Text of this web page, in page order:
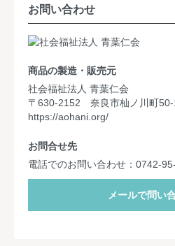
お問い合わせ
商品の製造・販売元
社会福祉法人 青葉仁会
〒630-2152 奈良市杣ノ川町50-
https://aohani.org/
お問合せ先
電話でのお問い合わせ：0742-
メールで問い